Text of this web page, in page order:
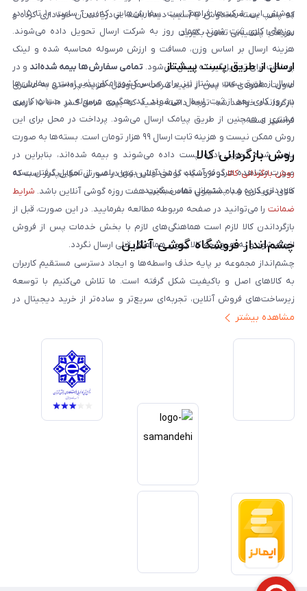
که پلمپ بسته مخدوش یا آسیب دیده باشد، از دریافت آن خودداری کرده و
سریعاً با پشتیبانی تماس بگیرید.
پوشش این شرکت‌ها فراهم است. سفارش‌هایی که بین ساعت ۱۰ تا ۱۵ در
روزهای کاری ثبت شوند، همان روز به شرکت ارسال تحویل داده می‌شوند.
هزینه ارسال بر اساس وزن، مسافت و ارزش مرسوله محاسبه شده و لینک
پرداخت برای تحویل‌گیرنده ارسال می‌شود. تمامی سفارش‌ها بیمه شده‌اند و در
صورت مفقودی کالا، پس از تایید شرکت حمل‌ونقل، هزینه پرداختی به مشتری
بازگردانده خواهد شد. توجه داشته باشید که بیمه شامل کسر ۱۰ تا ۱۵ درصد
فرانشیز است.
ارسال از طریق پست پیشتاز
ارسال از طریق پست پیشتاز نیز برای سراسر کشور امکان‌پذیر است و سفارش‌ها
در روز کاری بعد از ثبت، ارسال می‌شوند. کد رهگیری مرسوله در حساب کاربری
مشتری و همچنین از طریق پیامک ارسال می‌شود. پرداخت در محل برای این
روش ممکن نیست و هزینه ثابت ارسال ۹۹ هزار تومان است. بسته‌ها به صورت
پلمپ شده تحویل اداره پست داده می‌شوند و بیمه شده‌اند، بنابراین در
صورت مشاهده هرگونه آسیب یا مخدوش بودن پلمپ، از تحویل گرفتن بسته
خودداری کرده و با پشتیبانی تماس بگیرید.
روش بازگردانی کالا
روش بازگردانی کالادر فروشگاه گوشی آنلاین تنها در صورتی امکان‌پذیر است که
کالای خریداری شده مشمول مفاد ضمانت هفت روزه گوشی آنلاین باشد. شرایط
ضمانت را می‌توانید در صفحه مربوطه مطالعه بفرمایید. در این صورت، قبل از
بازگرداندن کالا لازم است هماهنگی‌های لازم با بخش خدمات پس از فروش
انجام شود و به هیچ‌وجه کالا بدون هماهنگی قبلی ارسال نگردد.
چشم‌انداز فروشگاه گوشی آنلاین
چشم‌انداز مجموعه بر پایه حذف واسطه‌ها و ایجاد دسترسی مستقیم کاربران
به کالاهای اصل و باکیفیت شکل گرفته است. ما تلاش می‌کنیم با توسعه
زیرساخت‌های فروش آنلاین، تجربه‌ای سریع‌تر و ساده‌تر از خرید دیجیتال در
ایران ارائه دهیم. تبدیل‌شدن به مرجعی قابل اعتماد برای خرید کالای دیجیتال،
خدمات و به‌روزرسانی مداوم محصولات، مسیر ما را روشن‌تر می‌کند. ما باور
داریم آینده بازار دیجیتال متعلق به کسب‌وکارهایی است که صداقت و شفافیت
را در اولویت قرار می‌دهند. گوشی آنلاین با تکیه بر تجربه و تخصص، با قدرت به
سمت تحقق این چشم‌انداز حرکت می‌کند.
مشاهده بیشتر